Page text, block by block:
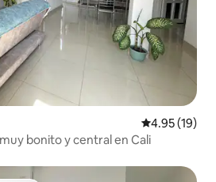
Calificación
4.95 (19)
bonito y central en Cali